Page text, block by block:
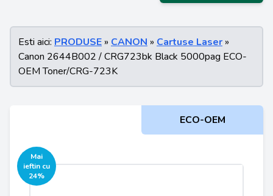
Esti aici: PRODUSE » CANON » Cartuse Laser »
Canon 2644B002 / CRG723bk Black 5000pag ECO-
OEM Toner/CRG-723K
ECO-OEM
Mai
ieftin cu
24%